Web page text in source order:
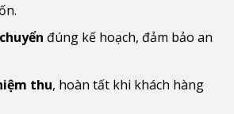
đúng kế hoạch, đảm bảo an
thu, hoàn tất khi khách hàng